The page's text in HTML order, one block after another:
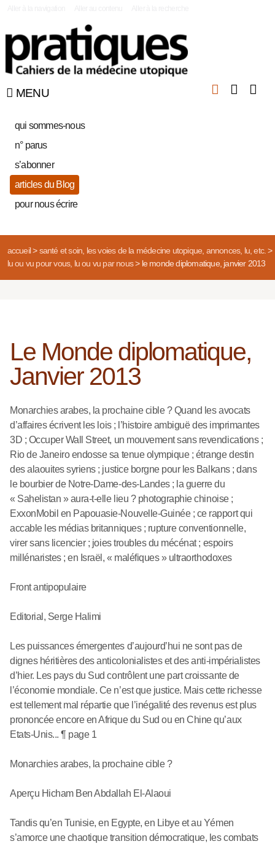
MENU
qui sommes-nous
n° parus
s’abonner
articles du Blog
pour nous écrire
accueil> santé et soin, les voies de la médecine utopique, annonces, lu, etc.>
lu ou vu pour vous, lu ou vu par nous> le monde diplomatique, janvier 2013
Le Monde diplomatique,
Janvier 2013
Monarchies arabes, la prochaine cible ? Quand les avocats
d’affaires écrivent les lois ; l’histoire ambiguë des imprimantes
3D ; Occuper Wall Street, un mouvement sans revendications ;
Rio de Janeiro endosse sa tenue olympique ; étrange destin
des alaouites syriens ; justice borgne pour les Balkans ; dans
le bourbier de Notre-Dame-des-Landes ; la guerre du
« Sahelistan » aura-t-elle lieu ? photographie chinoise ;
ExxonMobil en Papouasie-Nouvelle-Guinée ; ce rapport qui
accable les médias britanniques ; rupture conventionnelle,
virer sans licencier ; joies troubles du mécénat ; espoirs
millénaristes ; en Israël, « maléfiques » ultraorthodoxes
Front antipopulaire
Editorial, Serge Halimi
Les puissances émergentes d’aujourd’hui ne sont pas de
dignes héritières des anticolonialistes et des anti-impérialistes
d’hier. Les pays du Sud contrôlent une part croissante de
l’économie mondiale. Ce n’est que justice. Mais cette richesse
est tellement mal répartie que l’inégalité des revenus est plus
prononcée encore en Afrique du Sud ou en Chine qu’aux
Etats-Unis... ¶ page 1
Monarchies arabes, la prochaine cible ?
Aperçu Hicham Ben Abdallah El-Alaoui
Tandis qu’en Tunisie, en Egypte, en Libye et au Yémen
s’amorce une chaotique transition démocratique, les combats